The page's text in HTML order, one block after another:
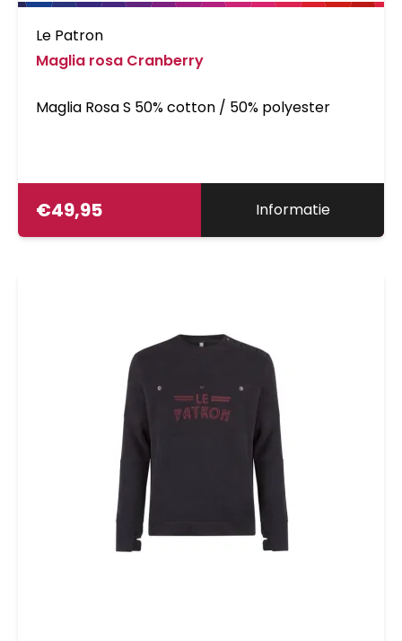
Le Patron
Maglia rosa Cranberry
Maglia Rosa S 50% cotton / 50% polyester
€49,95 Informatie